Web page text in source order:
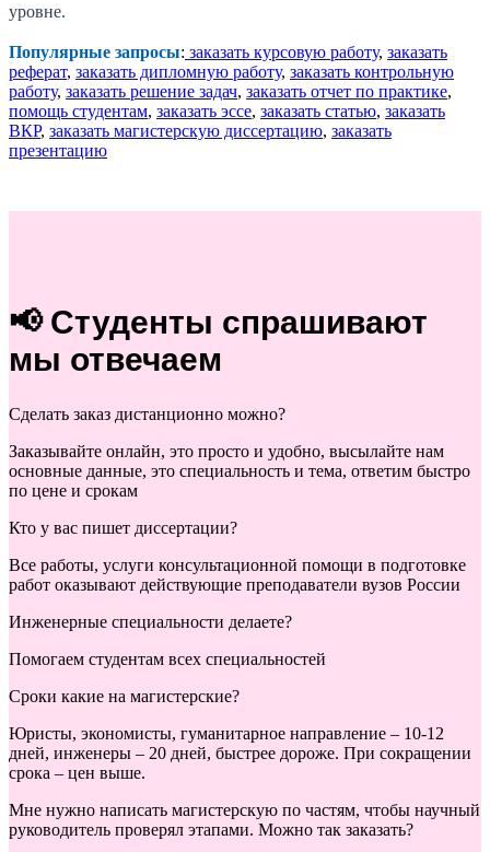
уровне.
Популярные запросы: заказать курсовую работу, заказать
реферат, заказать дипломную работу, заказать контрольную
работу, заказать решение задач, заказать отчет по практике,
помощь студентам, заказать эссе, заказать статью, заказать
ВКР, заказать магистерскую диссертацию, заказать
презентацию
📢 Студенты спрашивают
мы отвечаем
Сделать заказ дистанционно можно?
Заказывайте онлайн, это просто и удобно, высылайте нам
основные данные, это специальность и тема, ответим быстро
по цене и срокам
Кто у вас пишет диссертации?
Все работы, услуги консультационной помощи в подготовке
работ оказывают действующие преподаватели вузов России
Инженерные специальности делаете?
Помогаем студентам всех специальностей
Сроки какие на магистерские?
Юристы, экономисты, гуманитарное направление – 10-12
дней, инженеры – 20 дней, быстрее дороже. При сокращении
срока – цен выше.
Мне нужно написать магистерскую по частям, чтобы научный
руководитель проверял этапами. Можно так заказать?